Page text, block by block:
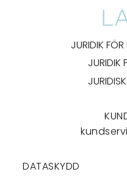
JURIDIK
JURIDIK
DATASKYDD